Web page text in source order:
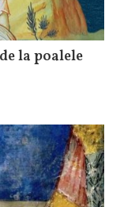
la poalele